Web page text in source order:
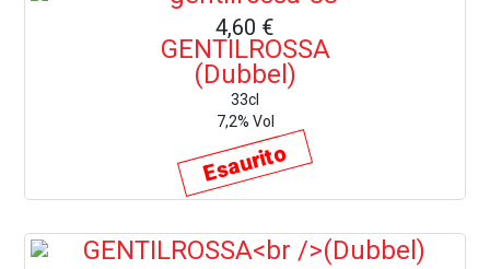
4,60 €
GENTILROSSA
(Dubbel)
33cl
7,2% Vol
Esaurito